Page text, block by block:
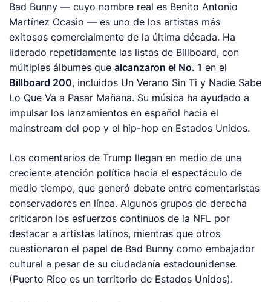
Bad Bunny — cuyo nombre real es Benito Antonio
Martínez Ocasio — es uno de los artistas más
exitosos comercialmente de la última década. Ha
liderado repetidamente las listas de Billboard, con
múltiples álbumes quealcanzaron el No. 1 en el
Billboard 200, incluidos Un Verano Sin Ti y Nadie Sabe
Lo Que Va a Pasar Mañana. Su música ha ayudado a
impulsar los lanzamientos en español hacia el
mainstream del pop y el hip-hop en Estados Unidos.
Los comentarios de Trump llegan en medio de una
creciente atención política hacia el espectáculo de
medio tiempo, que generó debate entre comentaristas
conservadores en línea. Algunos grupos de derecha
criticaron los esfuerzos continuos de la NFL por
destacar a artistas latinos, mientras que otros
cuestionaron el papel de Bad Bunny como embajador
cultural a pesar de su ciudadanía estadounidense.
(Puerto Rico es un territorio de Estados Unidos).